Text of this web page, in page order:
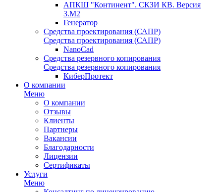
АПКШ "Континент". СКЗИ КВ. Версия
3.М2
Генератор
Средства проектирования (САПР)
Средства проектирования (САПР)
NanoCad
Средства резервного копирования
Средства резервного копирования
КиберПротект
О компании
Меню
О компании
Отзывы
Клиенты
Партнеры
Вакансии
Благодарности
Лицензии
Сертификаты
Услуги
Меню